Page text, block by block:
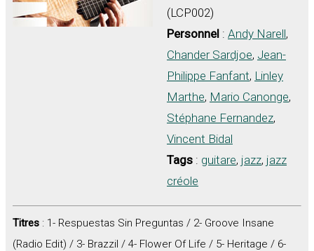
(LCP002)
Personnel : Andy Narell,
Chander Sardjoe, Jean-
Philippe Fanfant, Linley
Marthe, Mario Canonge,
Stéphane Fernandez,
Vincent Bidal
Tags : guitare, jazz, jazz
créole
Titres : 1- Respuestas Sin Preguntas / 2- Groove Insane
(Radio Edit) / 3- Brazzil / 4- Flower Of Life / 5- Heritage / 6-